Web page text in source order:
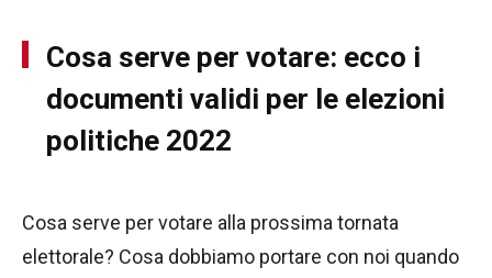
Cosa serve per votare: ecco i
documenti validi per le elezioni
politiche 2022
Cosa serve per votare alla prossima tornata
elettorale? Cosa dobbiamo portare con noi quando